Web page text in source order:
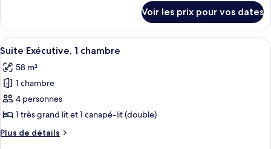
Chambre,
2
grands
lits
(Emerald
Bay)
le
type
de
Chambre,
2
lits
(Emerald
Voir les prix pour vos dates
Afficher
toutes
les
photos
pour
ce
type
de
Un salon moderne avec un canapé,
5
Suite Exécutive, 1 chambre
58 m²
1 chambre
4 personnes
1 très grand lit et 1 canapé-lit (double)
Plus de détails
Plus